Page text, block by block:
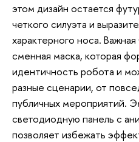
этом дизайн остается
четкого силуэта и
характерного носа.
сменная маска, которая
идентичность робота и
разные сценарии, от
публичных мероприятий.
светодиодную панель с
позволяет избежать